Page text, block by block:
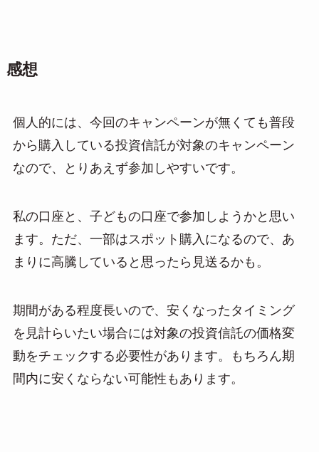
感想
個人的には、今回のキャンペーンが無くても普段
から購入している投資信託が対象のキャンペーン
なので、とりあえず参加しやすいです。
私の口座と、子どもの口座で参加しようかと思い
ます。ただ、一部はスポット購入になるので、あ
まりに高騰していると思ったら見送るかも。
期間がある程度長いので、安くなったタイミング
を見計らいたい場合には対象の投資信託の価格変
動をチェックする必要性があります。もちろん期
間内に安くならない可能性もあります。